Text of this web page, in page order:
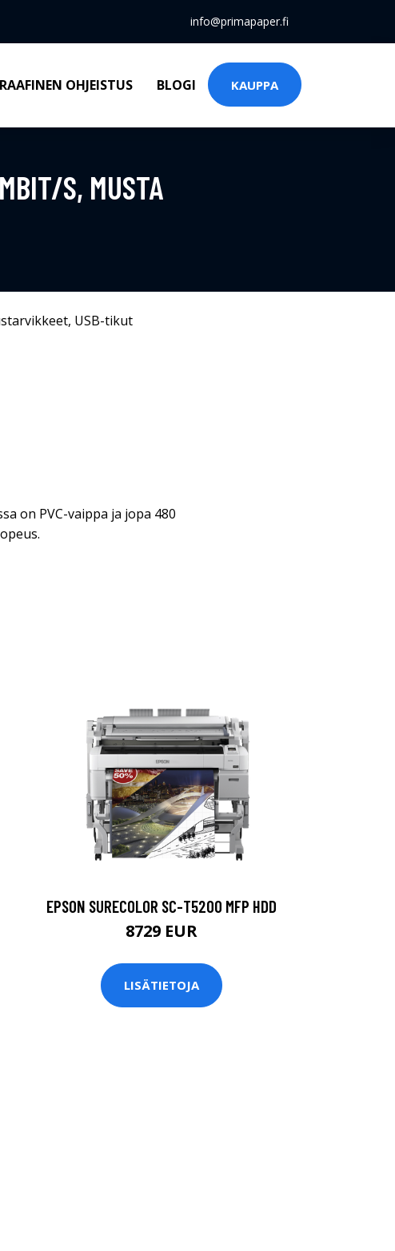
info@primapaper.fi
OHJEISTUS BLOGI KAUPPA
S, MUSTA
, USB-tikut
on PVC-vaippa ja jopa 480
EPSON SURECOLOR SC-T5200 MFP HDD
8729 EUR
LISÄTIETOJA